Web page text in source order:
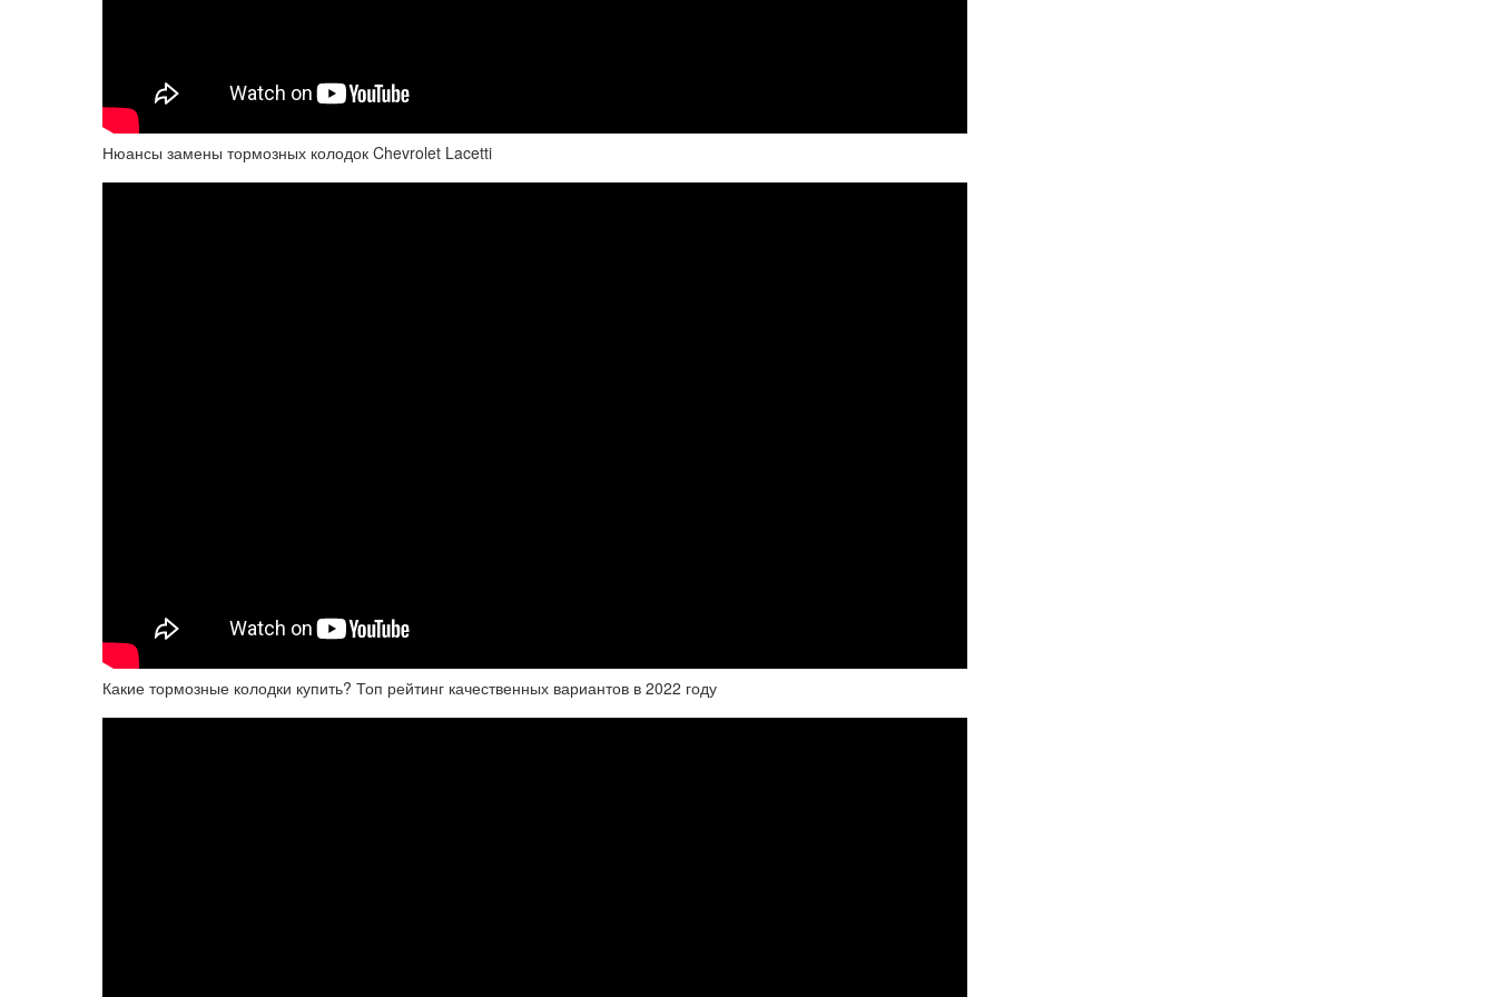
Нюансы замены тормозных колодок Chevrolet Lacetti
Какие тормозные колодки купить? Топ рейтинг качественных вариантов в 2022 году